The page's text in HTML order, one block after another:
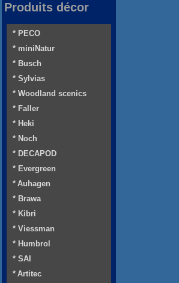
Produits décor
* PECO
* miniNatur
* Busch
* Sylvias
* Woodland scenics
* Faller
* Heki
* Noch
* DECAPOD
* Evergreen
* Auhagen
* Brawa
* Kibri
* Viessman
* Humbrol
* SAI
* Artitec